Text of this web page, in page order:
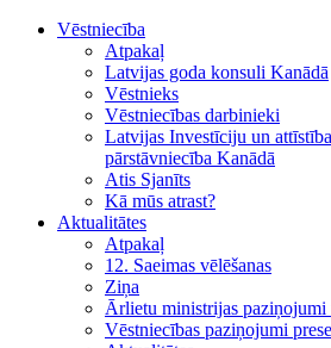
Vēstniecība
Atpakaļ
Latvijas goda konsuli Kanādā
Vēstnieks
Vēstniecības darbinieki
Latvijas Investīciju un
pārstāvniecība Kanādā
Atis Sjanīts
Kā mūs atrast?
Aktualitātes
Atpakaļ
12. Saeimas vēlēšanas
Ziņa
Ārlietu ministrijas paziņojumi
Vēstniecības paziņojumi